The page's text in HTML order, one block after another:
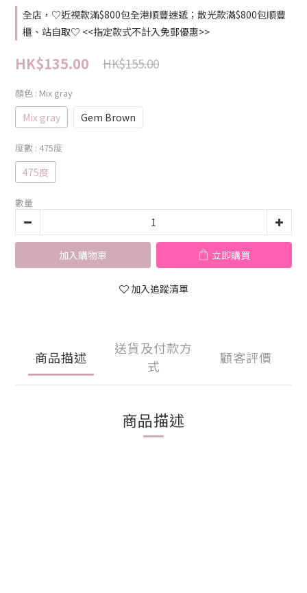
全店，♡近視款滿$800包全港順豐速遞；散光款滿$800包順豐
櫃、站自取♡ <<指定款式不計入免郵優惠>>
HK$135.00 HK$155.00
顏色 : Mix gray
Mix gray Gem Brown
度數 : 475度
475度
數量
加入購物車 立即購買
加入追蹤清單
商品描述
送貨及付款方
式
顧客評價
商品描述